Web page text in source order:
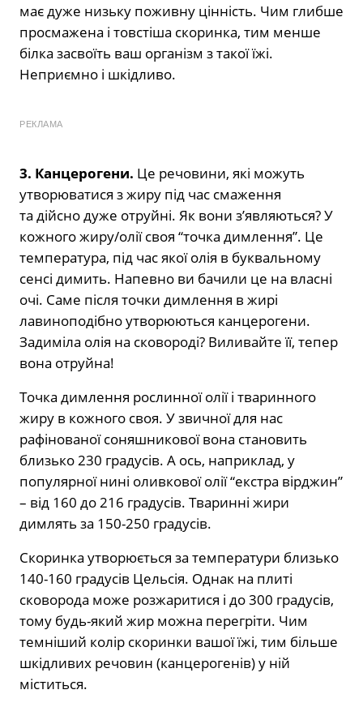
має дуже низьку поживну цінність. Чим глибше
просмажена і товстіша скоринка, тим менше
білка засвоїть ваш організм з такої їжі.
Неприємно і шкідливо.
РЕКЛАМА
3. Канцерогени. Це речовини, які можуть
утворюватися з жиру під час смаження
та дійсно дуже отруйні. Як вони з’являються? У
кожного жиру/олії своя “точка димлення”. Це
температура, під час якої олія в буквальному
сенсі димить. Напевно ви бачили це на власні
очі. Саме після точки димлення в жирі
лавиноподібно утворюються канцерогени.
Задиміла олія на сковороді? Виливайте її, тепер
вона отруйна!
Точка димлення рослинної олії і тваринного
жиру в кожного своя. У звичної для нас
рафінованої соняшникової вона становить
близько 230 градусів. А ось, наприклад, у
популярної нині оливкової олії “екстра вірджин”
– від 160 до 216 градусів. Тваринні жири
димлять за 150-250 градусів.⁣⁣
Скоринка утворюється за температури близько
140-160 градусів Цельсія. Однак на плиті
сковорода може розжаритися і до 300 градусів,
тому будь-який жир можна перегріти. Чим
темніший колір скоринки вашої їжі, тим більше
шкідливих речовин (канцерогенів) у ній
міститься.⁣⁣⁣⁣